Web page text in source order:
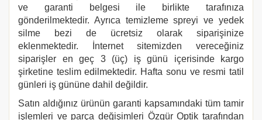
ve garanti belgesi ile birlikte tarafınıza
gönderilmektedir. Ayrıca temizleme spreyi ve yedek
silme bezi de ücretsiz olarak siparişinize
eklenmektedir. İnternet sitemizden vereceğiniz
siparişler en geç 3 (üç) iş günü içerisinde kargo
şirketine teslim edilmektedir. Hafta sonu ve resmi tatil
günleri iş gününe dahil değildir.
Satın aldığınız ürünün garanti kapsamındaki tüm tamir
işlemleri ve parça değişimleri Özgür Optik tarafından